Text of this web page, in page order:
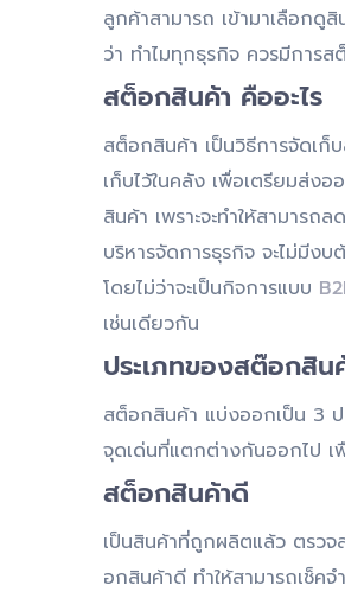
ลูกค้าสามารถ เข้ามาเลือกดู
ว่า ทำไมทุกธุรกิจ ควรมีการส
สต็อกสินค้า คืออะไร
สต็อกสินค้า เป็นวิธีการจัดเก็
เก็บไว้ในคลัง เพื่อเตรียมส่ง
สินค้า เพราะจะทำให้สามาร
บริหารจัดการธุรกิจ จะไม่มีง
โดยไม่ว่าจะเป็นกิจการแบบ
เช่นเดียวกัน
ประเภทของสต๊อกสิน
สต็อกสินค้า แบ่งออกเป็น 3
จุดเด่นที่แตกต่างกันออกไป
สต็อกสินค้าดี
เป็นสินค้าที่ถูกผลิตแล้ว ตรว
อกสินค้าดี ทำให้สามารถเช็ค